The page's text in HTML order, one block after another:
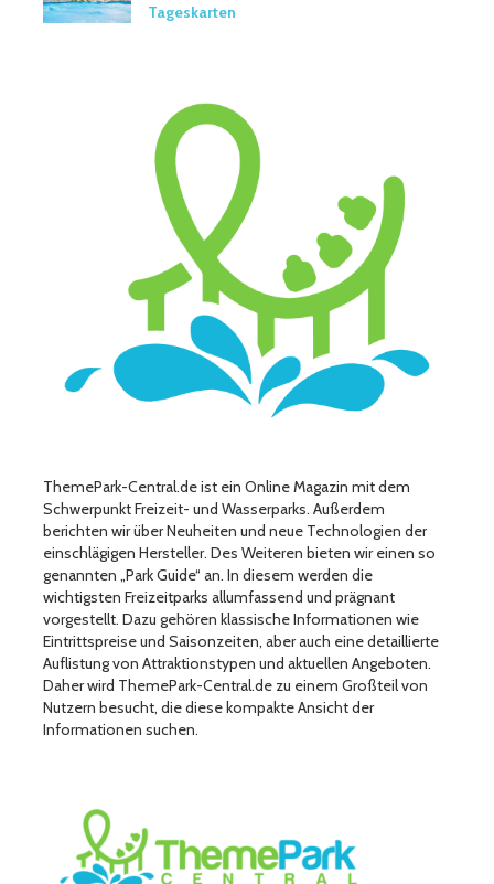
Tageskarten
ThemePark-Central.de ist ein Online Magazin mit dem
Schwerpunkt Freizeit- und Wasserparks. Außerdem
berichten wir über Neuheiten und neue Technologien der
einschlägigen Hersteller. Des Weiteren bieten wir einen so
genannten „Park Guide“ an. In diesem werden die
wichtigsten Freizeitparks allumfassend und prägnant
vorgestellt. Dazu gehören klassische Informationen wie
Eintrittspreise und Saisonzeiten, aber auch eine detaillierte
Auflistung von Attraktionstypen und aktuellen Angeboten.
Daher wird ThemePark-Central.de zu einem Großteil von
Nutzern besucht, die diese kompakte Ansicht der
Informationen suchen.